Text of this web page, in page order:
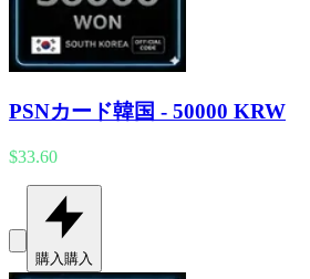
PSNカード韓国 - 50000 KRW
$33.60
購入 購入